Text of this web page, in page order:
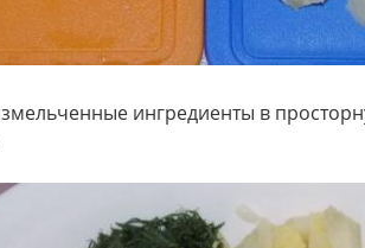
ингредиенты в